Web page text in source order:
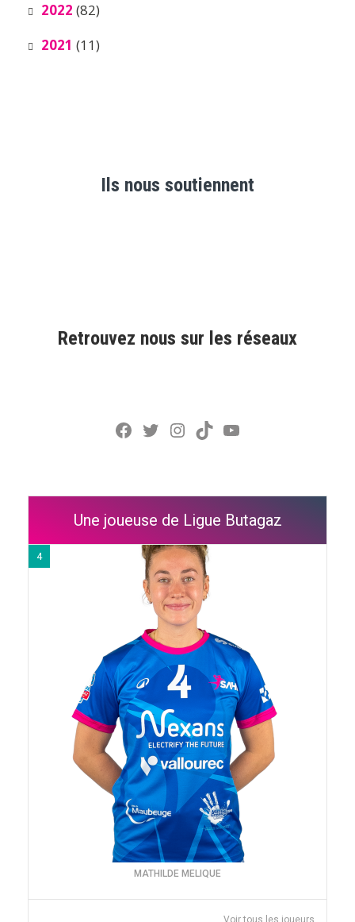
2022 (82)
2021 (11)
Ils nous soutiennent
Retrouvez nous sur les réseaux
Facebook
Twitter
Instagram
TikTokYouTube
Une joueuse de Ligue Butagaz
4
MATHILDE MELIQUE